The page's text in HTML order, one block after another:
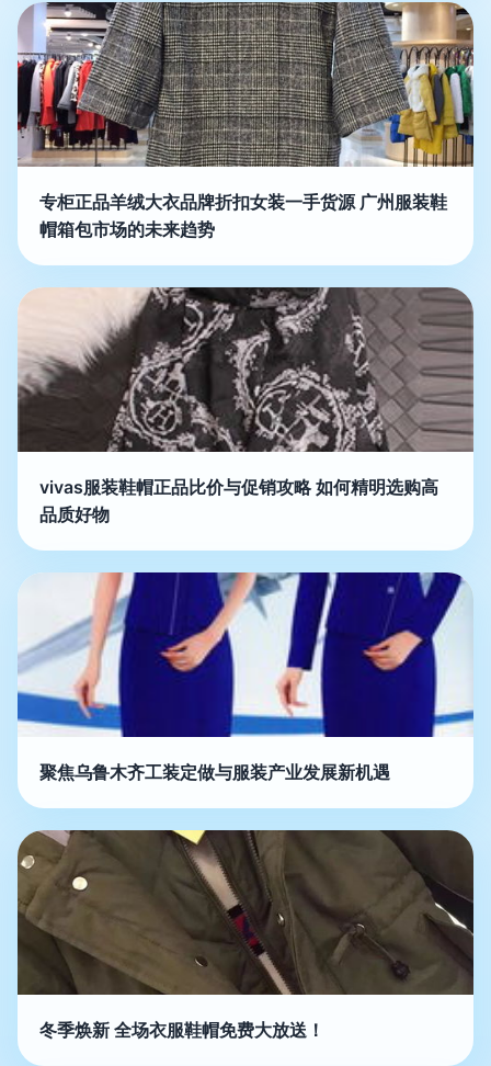
专柜正品羊绒大衣品牌折扣女装一手货源 广州服装鞋
帽箱包市场的未来趋势
vivas服装鞋帽正品比价与促销攻略 如何精明选购高
品质好物
聚焦乌鲁木齐工装定做与服装产业发展新机遇
冬季焕新 全场衣服鞋帽免费大放送！